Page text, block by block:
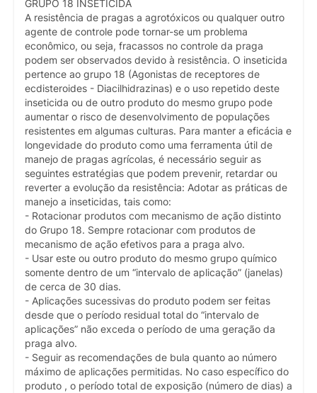
GRUPO 18 INSETICIDA
A resistência de pragas a agrotóxicos ou qualquer outro
agente de controle pode tornar-se um problema
econômico, ou seja, fracassos no controle da praga
podem ser observados devido à resistência. O inseticida
pertence ao grupo 18 (Agonistas de receptores de
ecdisteroides - Diacilhidrazinas) e o uso repetido deste
inseticida ou de outro produto do mesmo grupo pode
aumentar o risco de desenvolvimento de populações
resistentes em algumas culturas. Para manter a eficácia e
longevidade do produto como uma ferramenta útil de
manejo de pragas agrícolas, é necessário seguir as
seguintes estratégias que podem prevenir, retardar ou
reverter a evolução da resistência: Adotar as práticas de
manejo a inseticidas, tais como:
- Rotacionar produtos com mecanismo de ação distinto
do Grupo 18. Sempre rotacionar com produtos de
mecanismo de ação efetivos para a praga alvo.
- Usar este ou outro produto do mesmo grupo químico
somente dentro de um “intervalo de aplicação” (janelas)
de cerca de 30 dias.
- Aplicações sucessivas do produto podem ser feitas
desde que o período residual total do “intervalo de
aplicações” não exceda o período de uma geração da
praga alvo.
- Seguir as recomendações de bula quanto ao número
máximo de aplicações permitidas. No caso específico do
produto , o período total de exposição (número de dias) a